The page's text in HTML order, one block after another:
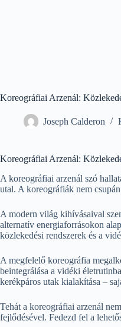
Koreográfiai Arzenál:
Joseph Calderon
Koreográfiai Arzenál:
A koreográfiai arzenál szó
utal. A koreográfiák nem
A modern világ kihívásaival
alternatív energiaforrásokon
közlekedési rendszerek és a
A megfelelő koreográfia
beintegrálása a vidéki
kerékpáros utak kialakítása –
Tehát a koreográfiai arzenál
fejlődésével. Fedezd fel a